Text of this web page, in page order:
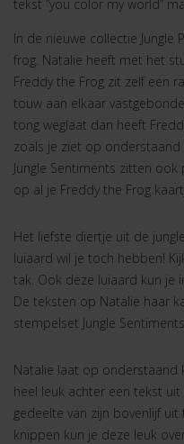
tekst ”you color my world”
In de nieuwe collectie Jungle
frog. Natalie heeft met het
Freddy the Frog zit zelf een
touw aan elkaar
tong weglaat dan heeft
zoals je ziet op
Jungle Sentiments zitten
op al je Freddy the Frog
Het liefste diertje uit de
luiaard wil je toch hebben!
tak. Ook deze luiaard kun je
De teksten op Natalie haar
stempelset Jungle
Natalie laat op onderstaand
heel leuk achter een tekst
gedeelte van zijn bovenlijf
knippen kun je deze leuk